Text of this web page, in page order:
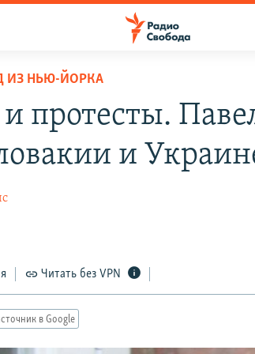
ИЗ НЬЮ-ЙОРКА
протесты.
и
Читать без VPN
в Google